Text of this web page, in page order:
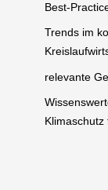
Best-
Trends im
relevante